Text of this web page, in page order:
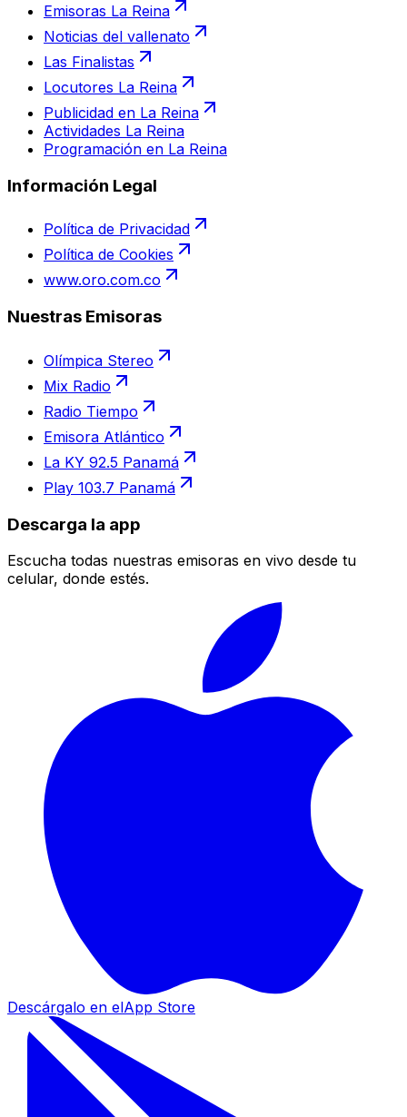
Emisoras La Reina
Noticias del vallenato
Las Finalistas
Locutores La Reina
Publicidad en La Reina
Actividades La Reina
Programación en La Reina
Información Legal
Política de Privacidad
Política de Cookies
www.oro.com.co
Nuestras Emisoras
Olímpica Stereo
Mix Radio
Radio Tiempo
Emisora Atlántico
La KY 92.5 Panamá
Play 103.7 Panamá
Descarga la app
Escucha todas nuestras emisoras en vivo desde tu
celular, donde estés.
Descárgalo en elApp Store